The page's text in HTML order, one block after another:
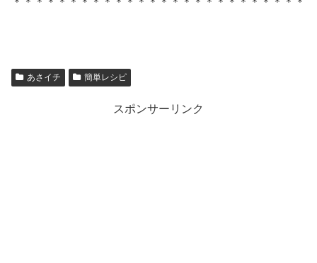
あさイチ 簡単レシピ
スポンサーリンク